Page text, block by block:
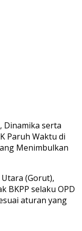
Dinamika serta
Paruh Waktu di
Menimbulkan
(Gorut),
BKPP selaku OPD
aturan yang